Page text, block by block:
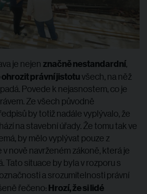
je nejen značně nestandardní,
právní jistotuvšech, na něž
Povede k nejasnostem, co je
Ze všech původně
by totiž nadále vyplývalo, že
na stavební úřady. Že tomu tak ve
by mělo vyplývat pouze z
nově navrženém zákoně, která je
Tato situace by byla v rozporu s
a srozumitelnosti právní
řečeno: Hrozí, že si lidé